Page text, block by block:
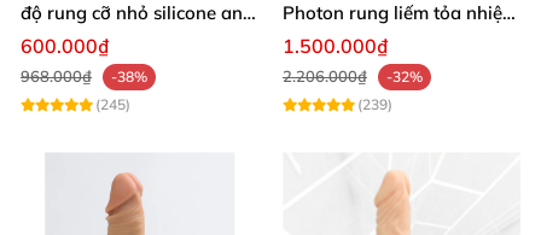
độ rung cỡ nhỏ silicone an
toàn pin AAA dễ dùng
600.000₫
968.000₫
-38%
(245)
Photon rung liếm tỏa nhiệt
pin sạc cao cấp
1.500.000₫
2.206.000₫
-32%
(239)